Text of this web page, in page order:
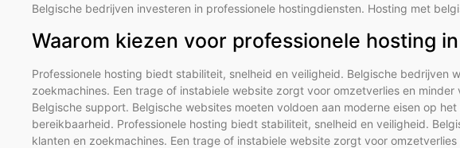
Belgische bedrijven investeren in professionele hostingdiensten. Hosting met
Waarom kiezen voor professionele hosting
Professionele hosting biedt stabiliteit, snelheid en veiligheid. Belgische bedrijven
zoekmachines. Een trage of instabiele website zorgt voor omzetverlies en
Belgische support. Belgische websites moeten voldoen aan moderne eisen op
bereikbaarheid. Professionele hosting biedt stabiliteit, snelheid en veiligheid.
klanten en zoekmachines. Een trage of instabiele website zorgt voor